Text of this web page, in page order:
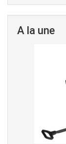
A la une